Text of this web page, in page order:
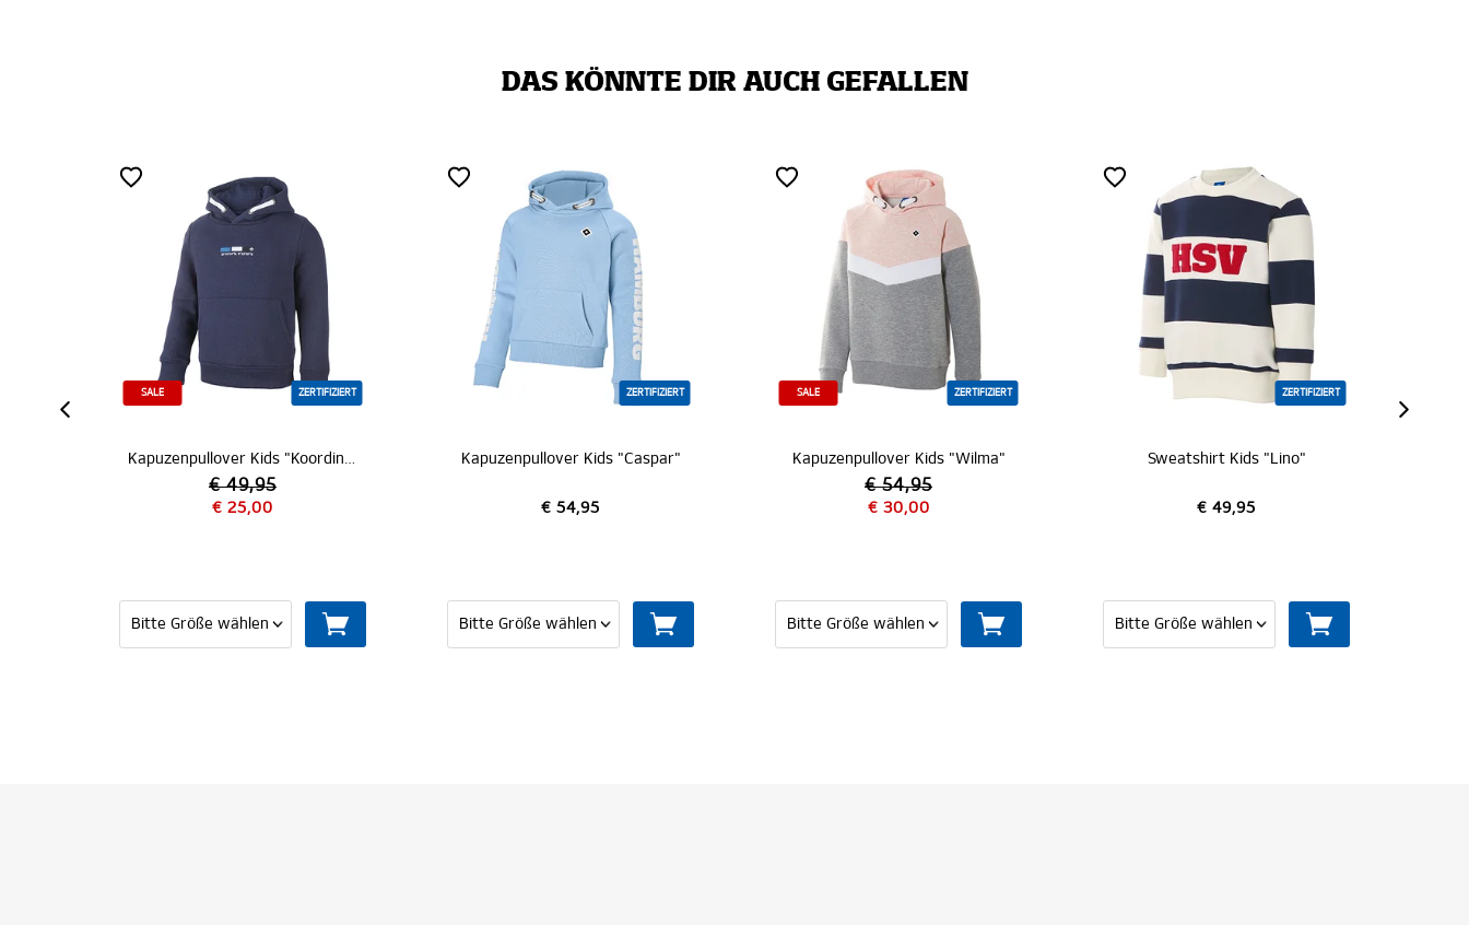
DAS KÖNNTE DIR AUCH GEFALLEN
ZERTIFIZIERT
Kapuzenpullover Kids "Caspar"
€ 54,95
ZERTIFIZIERT
Kapuzenpullover Kids "Wilma"
€ 30,00
ZERTIFIZIERT
Sweatshirt Kids "Lino"
€ 49,95
ZERTIFIZIERT
Sweatshirt Kids "Zac"
€ 49,95